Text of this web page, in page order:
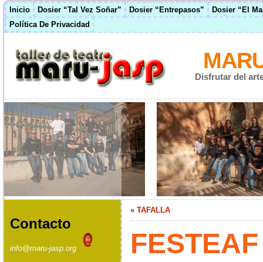
Inicio Dosier “Tal Vez Soñar” Dosier “Entrepasos”
Dosier “El
Política De Privacidad
Disfrutar del
Contacto
info@maru-jasp.org
« TAFALLA
FESTEAF